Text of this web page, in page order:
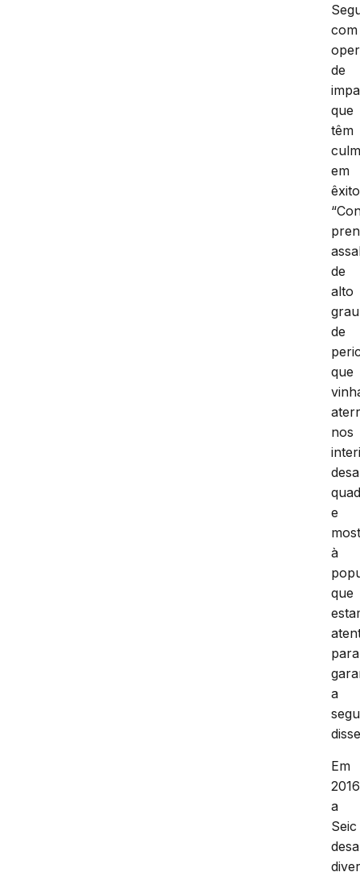
com
de
que
têm
em
de
alto
grau
de
que
nos
e
à
que
para
a
Em
a
Seic